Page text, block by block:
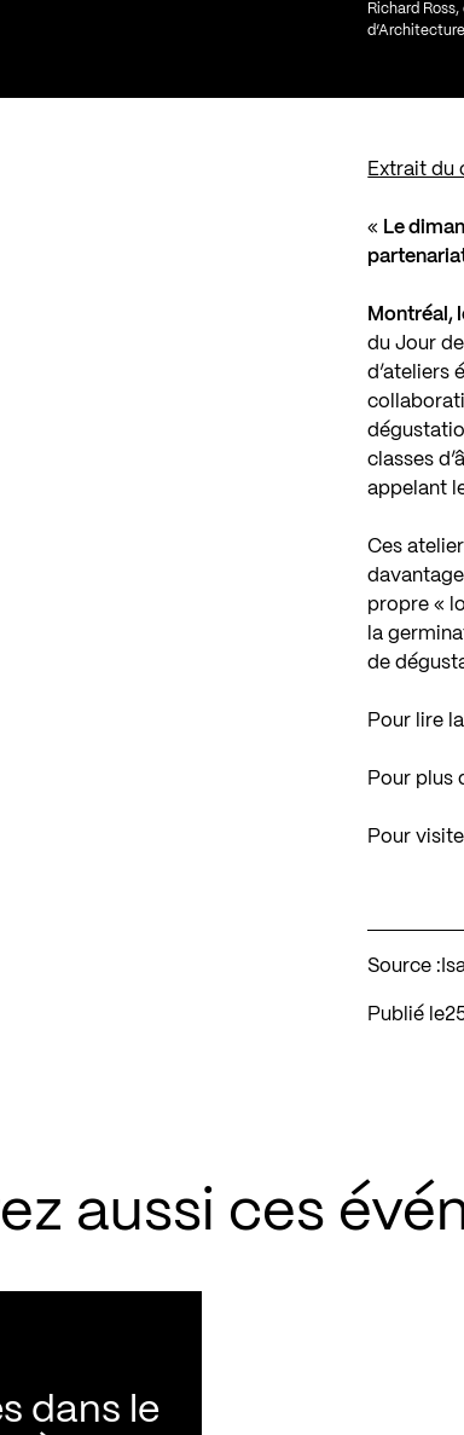
Richard
Extrait du
« Le
Montréal,
du Jour
d’ateliers
classes
appelant
Ces
propre «
la
de
Pour lire
Pour plus
Pour
Source :
Publié le
aussi ces
dans le